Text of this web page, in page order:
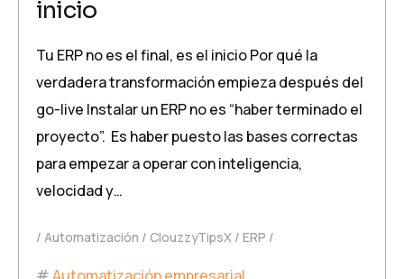
inicio
Tu ERP no es el final, es el inicio Por qué la
verdadera transformación empieza después del
go-live Instalar un ERP no es “haber terminado el
proyecto”. Es haber puesto las bases correctas
para empezar a operar con inteligencia,
velocidad y…
Automatización ClouzzyTipsX ERP